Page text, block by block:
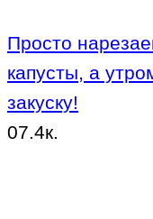
Просто
капусты, а
закуску!
07.4к.